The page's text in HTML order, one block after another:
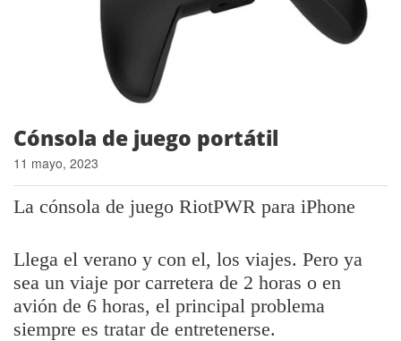
Cónsola de juego portátil
11 mayo, 2023
La cónsola de juego RiotPWR para iPhone
Llega el verano y con el, los viajes. Pero ya
sea un viaje por carretera de 2 horas o en
avión de 6 horas, el principal problema
siempre es tratar de entretenerse.